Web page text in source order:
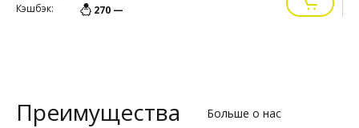
Кэшбэк: 270 —
Преимущества Больше о нас